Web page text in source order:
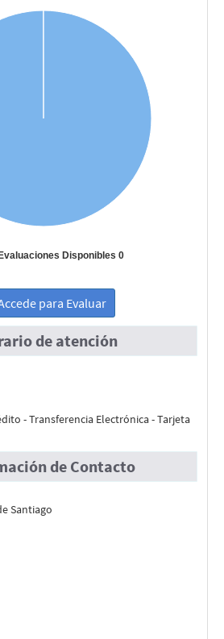
Disponibles 0
para Evaluar
de atención
- Transferencia Electrónica - Tarjeta
de Contacto
Santiago